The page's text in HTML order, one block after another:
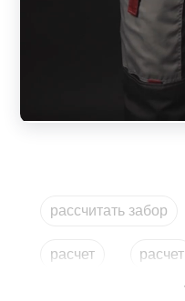
рассчитать забор
расчет расчет